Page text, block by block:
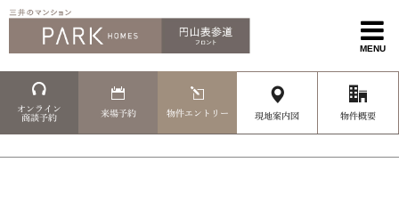
MENU
オンライン
商談予約
来場予約 物件エントリー 現地案内図 物件概要